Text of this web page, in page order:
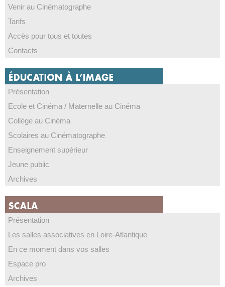
Venir au Cinématographe
Tarifs
Accès pour tous et toutes
Contacts
Présentation
Ecole et Cinéma / Maternelle au Cinéma
Collège au Cinéma
Scolaires au Cinématographe
Enseignement supérieur
Jeune public
Archives
Présentation
Les salles associatives en Loire-Atlantique
En ce moment dans vos salles
Espace pro
Archives